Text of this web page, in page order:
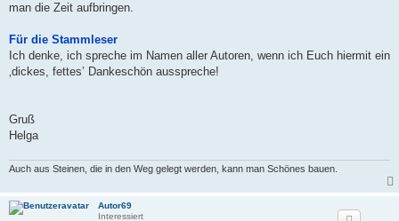
man die Zeit aufbringen.
Für die Stammleser
Ich denke, ich spreche im Namen aller Autoren, wenn ich Euch hiermit ein
‚dickes, fettes’ Dankeschön ausspreche!
Gruß
Helga
Auch aus Steinen, die in den Weg gelegt werden, kann man Schönes bauen.
Autor69
Interessiert